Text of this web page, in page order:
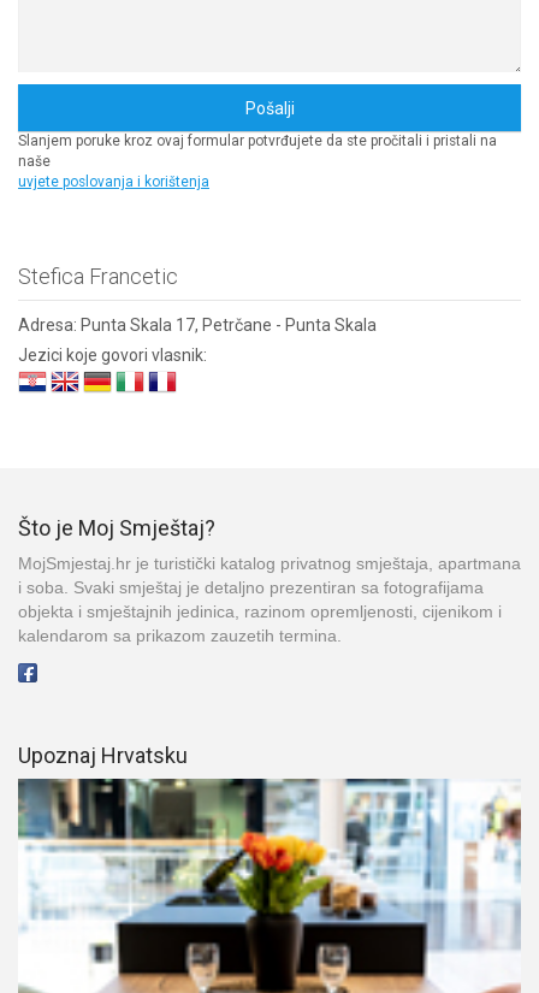
Slanjem poruke kroz ovaj formular potvrđujete da ste pročitali i pristali na
naše
uvjete poslovanja i korištenja
Stefica Francetic
Adresa: Punta Skala 17, Petrčane - Punta Skala
Jezici koje govori vlasnik:
Što je Moj Smještaj?
MojSmjestaj.hr je turistički katalog privatnog smještaja, apartmana
i soba. Svaki smještaj je detaljno prezentiran sa fotografijama
objekta i smještajnih jedinica, razinom opremljenosti, cijenikom i
kalendarom sa prikazom zauzetih termina.
Upoznaj Hrvatsku